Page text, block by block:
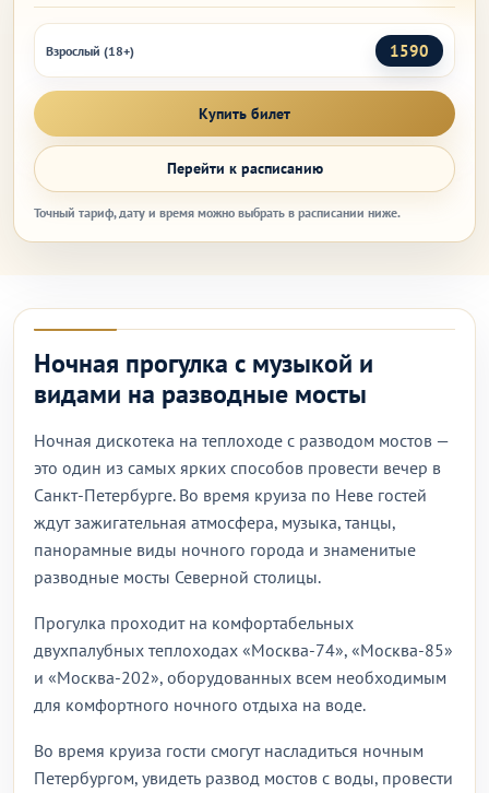
Взрослый (18+) 1590
Купить билет
Перейти к расписанию
Точный тариф, дату и время можно выбрать в расписании ниже.
Ночная прогулка с музыкой и
видами на разводные мосты
Ночная дискотека на теплоходе с разводом мостов —
это один из самых ярких способов провести вечер в
Санкт-Петербурге. Во время круиза по Неве гостей
ждут зажигательная атмосфера, музыка, танцы,
панорамные виды ночного города и знаменитые
разводные мосты Северной столицы.
Прогулка проходит на комфортабельных
двухпалубных теплоходах «Москва-74», «Москва-85»
и «Москва-202», оборудованных всем необходимым
для комфортного ночного отдыха на воде.
Во время круиза гости смогут насладиться ночным
Петербургом, увидеть развод мостов с воды, провести